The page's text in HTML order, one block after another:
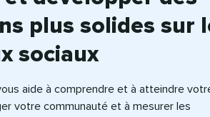
plus solides sur
sociaux
aide à comprendre et à atteindre
votre communauté et à mesurer les